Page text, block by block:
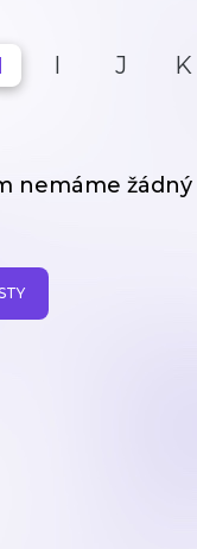
I J K
nemáme žádný